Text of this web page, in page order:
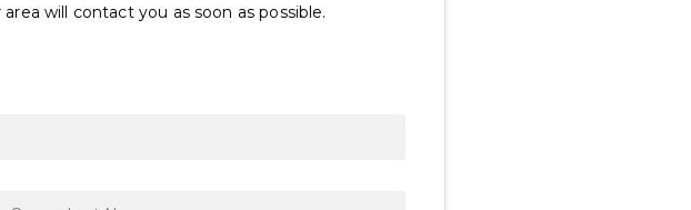
will contact you as soon as possible.